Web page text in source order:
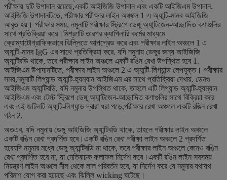
পরীক্ষায় দুটি উপাদান রয়েছে,একটি আইজিজি উপাদান এবং একটি আইজিএম উপাদান.
আইজিজি উপাদানটিতে, পরীক্ষার পরীক্ষার লাইন অঞ্চলে 1 এ অ্যান্টি-মানব আইজিজি
আবৃত হয়। পরীক্ষার সময়, নমুনাটি পরীক্ষার স্ট্রিপে ডেঙ্গু অ্যান্টিজেন-আচ্ছাদিত কণাগুলির
সাথে প্রতিক্রিয়া করে।মিশ্রণটি তারপর ক্যাপিলারি কর্মের মাধ্যমে
ক্রোম্যাটোগ্রাফিকভাবে ঝিল্লিতে আপগ্রেড করে এবং পরীক্ষার লাইন অঞ্চলে 1 এ
অ্যান্টি-মানব IgG এর সাথে প্রতিক্রিয়া করে. যদি নমুনায় ডেঙ্গুর জন্য আইজিজি
অ্যান্টিবডি থাকে, তবে পরীক্ষার লাইন অঞ্চলে একটি রঙিন রেখা উপস্থিত হবে 1.
আইজিএম উপাদানটিতে, পরীক্ষার লাইন অঞ্চলে 2 এ অ্যান্টি-লিগ্যান্ড লেপযুক্ত। পরীক্ষার
সময়,নমুনাটি লিগ্যান্ড অ্যান্টি-হ্যুম্যান আইজিএম এর সাথে প্রতিক্রিয়া দেখায়. ডেনগু
আইজিএম অ্যান্টিবডি, যদি নমুনায় উপস্থিত থাকে, তাহলে এটি লিগ্যান্ড অ্যান্টি-হ্যুম্যান
আইজিএম এবং টেস্ট স্ট্রিপে ডেঙ্গু অ্যান্টিজেন-আচ্ছাদিত কণাগুলির সাথে বিক্রিয়া করে
এবং এই জটিলটি অ্যান্টি-লিগ্যান্ড দ্বারা ধরা পড়ে,পরীক্ষার রেখা অঞ্চলে একটি রঙিন রেখা
গঠন 2.
অতএব, যদি নমুনায় ডেঙ্গু আইজিজি অ্যান্টিবডি থাকে, তাহলে পরীক্ষার লাইন অঞ্চলে
একটি রঙিন রেখা প্রদর্শিত হবে।একটি রঙিন রেখা পরীক্ষা লাইন অঞ্চলে 2 প্রদর্শিত
হবেযদি নমুনার মধ্যে ডেঙ্গু অ্যান্টিবডি না থাকে, তবে পরীক্ষার লাইন অঞ্চলে কোনও রঙিন
রেখা প্রদর্শিত হবে না, যা নেতিবাচক ফলাফল নির্দেশ করে।একটি রঙিন লাইন সবসময়
নিয়ন্ত্রণ লাইন অঞ্চলে নীল থেকে লাল পরিবর্তন হবে, যা নির্দেশ করে যে নমুনার যথাযথ
পরিমাণ যোগ করা হয়েছে এবং ঝিল্লি wicking ঘটেছে।